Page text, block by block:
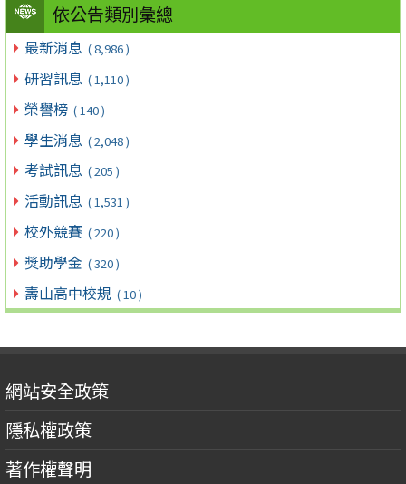
依公告類別彙總
最新消息 ( 8,986 )
研習訊息 ( 1,110 )
榮譽榜 ( 140 )
學生消息 ( 2,048 )
考試訊息 ( 205 )
活動訊息 ( 1,531 )
校外競賽 ( 220 )
獎助學金 ( 320 )
壽山高中校規 ( 10 )
網站安全政策
隱私權政策
著作權聲明